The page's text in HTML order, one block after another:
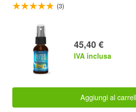
(3)
45,40 €
IVA inclusa
Aggiungi al